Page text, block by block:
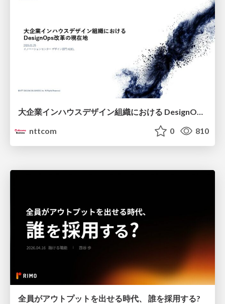
nttcom
0 810
全員がアウトプットを出せる時代、 誰を採用する?